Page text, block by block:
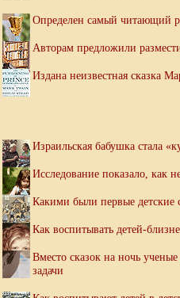
Определен самый читающий
Авторам предложили
Издана неизвестная сказка
Израильская бабушка стала
Исследование показало, как
Какими были первые
Как воспитывать детей-
Вместо сказок на ночь
задачи